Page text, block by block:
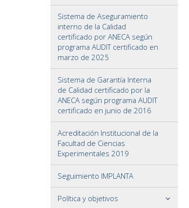
Sistema de Aseguramiento
interno de la Calidad
certificado por ANECA según
programa AUDIT certificado en
marzo de 2025
Sistema de Garantía Interna
de Calidad certificado por la
ANECA según programa AUDIT
certificado en junio de 2016
Acreditación Institucional de la
Facultad de Ciencias
Experimentales 2019
Seguimiento IMPLANTA
Política y objetivos